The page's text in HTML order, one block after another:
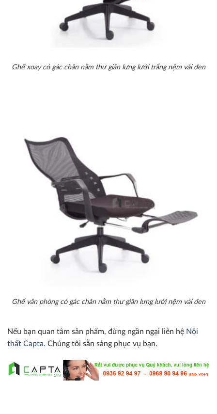
Ghế xoay có gác chân nằm thư giãn lưng lưới trắng nệm vải đen
Ghế văn phòng có gác chân nằm thư giãn lưng lưới nệm vải đen
Nếu bạn quan tâm sản phẩm, đừng ngần ngại liên hệ Nội
thất Capta. Chúng tôi sẵn sàng phục vụ bạn.